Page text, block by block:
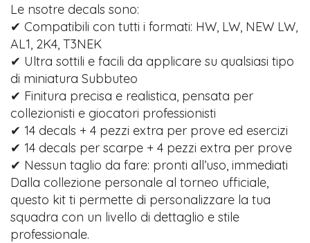
Le nsotre decals sono:
✔ Compatibili con tutti i formati: HW, LW, NEW LW,
AL1, 2K4, T3NEK
✔ Ultra sottili e facili da applicare su qualsiasi tipo
di miniatura Subbuteo
✔ Finitura precisa e realistica, pensata per
collezionisti e giocatori professionisti
✔ 14 decals + 4 pezzi extra per prove ed esercizi
✔ 14 decals per scarpe + 4 pezzi extra per prove
✔ Nessun taglio da fare: pronti all’uso, immediati
Dalla collezione personale al torneo ufficiale,
questo kit ti permette di personalizzare la tua
squadra con un livello di dettaglio e stile
professionale.